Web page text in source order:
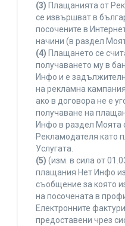
(3) Плащанията от
се извършват в
посочените в
начини (в раздел
(4) Плащането се
получаването му в
Инфо и е
на рекламна
ако в договора не е
получаване на
Инфо в раздел Моята
Рекламодателя като
Услугата.
(5) (изм. в сила от
плащания Нет Инфо
съобщение за която
на посочената в
Електронните
предоставени чрез